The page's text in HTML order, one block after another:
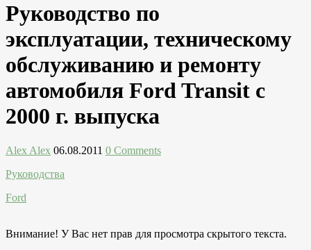
Руководство по
эксплуатации, техническому
обслуживанию и ремонту
автомобиля Ford Transit с
2000 г. выпуска
Alex Alex 06.08.2011 0 Comments
Руководства
Ford
Внимание! У Вас нет прав для просмотра скрытого текста.